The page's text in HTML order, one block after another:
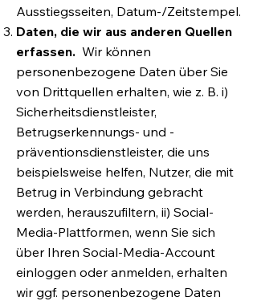
Ausstiegsseiten, Datum-/Zeitstempel.
Daten, die wir aus anderen Quellen
erfassen. Wir können
personenbezogene Daten über Sie
von Drittquellen erhalten, wie z. B. i)
Sicherheitsdienstleister,
Betrugserkennungs- und -
präventionsdienstleister, die uns
beispielsweise helfen, Nutzer, die mit
Betrug in Verbindung gebracht
werden, herauszufiltern, ii) Social-
Media-Plattformen, wenn Sie sich
über Ihren Social-Media-Account
einloggen oder anmelden, erhalten
wir ggf. personenbezogene Daten